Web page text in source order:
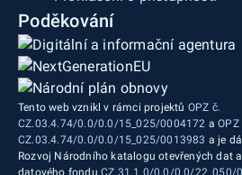
Poděkování
Tento web vznikl v rámci projektů OPZ č.
CZ.03.4.74/0.0/0.0/15_025/0004172 aOPZ
CZ.03.4.74/0.0/0.0/15_025/0013983 a je
Rozvoj Národního katalogu otevřených dat
datového fondu CZ.31.1.0/0.0/0.0/22_050/